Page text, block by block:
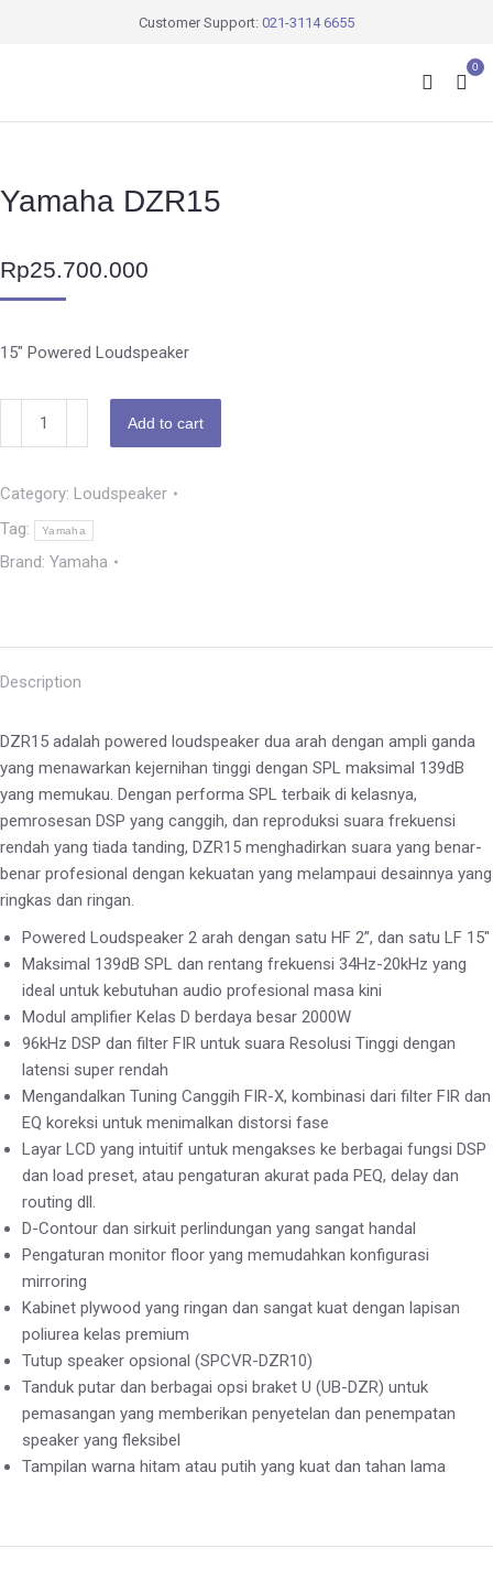
Customer Support: 021-3114 6655
0
Yamaha DZR15
Rp25.700.000
15″ Powered Loudspeaker
Add to cart
Category: Loudspeaker
Tag:
Yamaha
Brand: Yamaha
Description
DZR15 adalah powered loudspeaker dua arah dengan ampli ganda
yang menawarkan kejernihan tinggi dengan SPL maksimal 139dB
yang memukau. Dengan performa SPL terbaik di kelasnya,
pemrosesan DSP yang canggih, dan reproduksi suara frekuensi
rendah yang tiada tanding, DZR15 menghadirkan suara yang benar-
benar profesional dengan kekuatan yang melampaui desainnya yang
ringkas dan ringan.
Powered Loudspeaker 2 arah dengan satu HF 2”, dan satu LF 15″
Maksimal 139dB SPL dan rentang frekuensi 34Hz-20kHz yang
ideal untuk kebutuhan audio profesional masa kini
Modul amplifier Kelas D berdaya besar 2000W
96kHz DSP dan filter FIR untuk suara Resolusi Tinggi dengan
latensi super rendah
Mengandalkan Tuning Canggih FIR-X, kombinasi dari filter FIR dan
EQ koreksi untuk menimalkan distorsi fase
Layar LCD yang intuitif untuk mengakses ke berbagai fungsi DSP
dan load preset, atau pengaturan akurat pada PEQ, delay dan
routing dll.
D-Contour dan sirkuit perlindungan yang sangat handal
Pengaturan monitor floor yang memudahkan konfigurasi
mirroring
Kabinet plywood yang ringan dan sangat kuat dengan lapisan
poliurea kelas premium
Tutup speaker opsional (SPCVR-DZR10)
Tanduk putar dan berbagai opsi braket U (UB-DZR) untuk
pemasangan yang memberikan penyetelan dan penempatan
speaker yang fleksibel
Tampilan warna hitam atau putih yang kuat dan tahan lama